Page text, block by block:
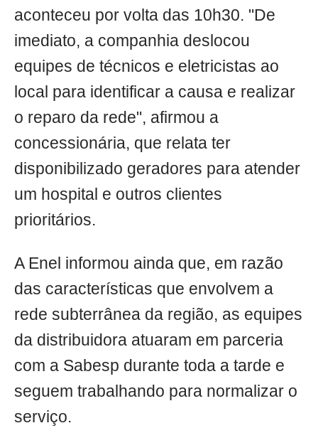
aconteceu por volta das 10h30. "De
imediato, a companhia deslocou
equipes de técnicos e eletricistas ao
local para identificar a causa e realizar
o reparo da rede", afirmou a
concessionária, que relata ter
disponibilizado geradores para atender
um hospital e outros clientes
prioritários.
A Enel informou ainda que, em razão
das características que envolvem a
rede subterrânea da região, as equipes
da distribuidora atuaram em parceria
com a Sabesp durante toda a tarde e
seguem trabalhando para normalizar o
serviço.